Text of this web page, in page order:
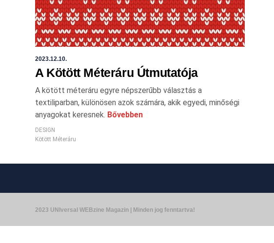
2023.12.10.
A Kötött Méteráru Útmutatója
A kötött méteráru egyre népszerűbb választás a
textiliparban, különösen azok számára, akik egyedi, minőségi
anyagokat keresnek. Bővebben
DESIGN
Kötött Méteráru
2023 UNIversal WEBzine Magazin | Minden jog fenntartva!